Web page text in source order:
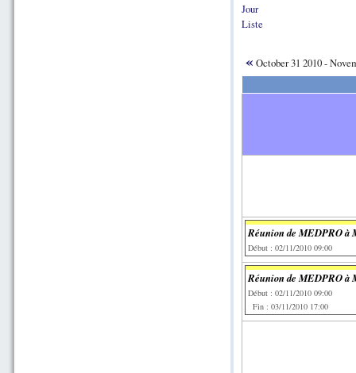
Jour
Liste
« October 31 2010 -
Réunion de MEDPRO à
Début : 02/11/2010 09:00
Réunion de MEDPRO à
Début : 02/11/2010 09:00
Fin : 03/11/2010 17:00